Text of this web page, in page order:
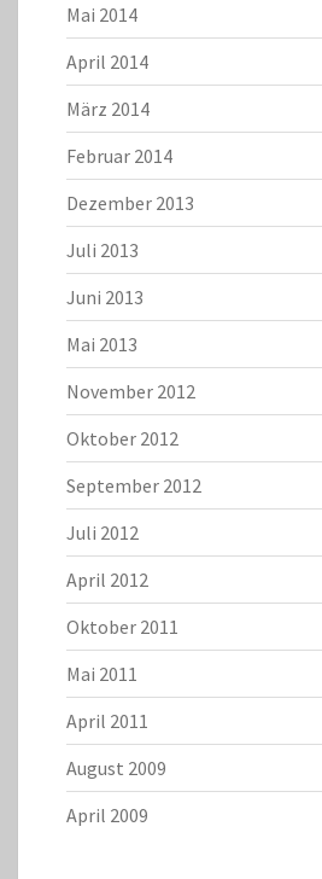
Mai 2014
April 2014
März 2014
Februar 2014
Dezember 2013
Juli 2013
Juni 2013
Mai 2013
November 2012
Oktober 2012
September 2012
Juli 2012
April 2012
Oktober 2011
Mai 2011
April 2011
August 2009
April 2009